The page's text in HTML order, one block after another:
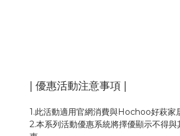
| 優惠活動注意事項 |
1.此活動適用官網消費與Hochoo好萩家
2.本系列活動優惠系統將擇優顯示不得